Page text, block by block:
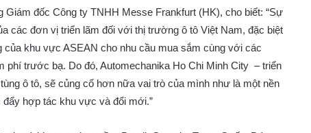
Giám đốc Công ty TNHH Messe Frankfurt (HK), cho biết: “Sự
các đơn vị triển lãm đối với thị trường ô tô Việt Nam, đặc biệt
khu vực ASEAN cho nhu cầu mua sắm cùng với các
trước bạ. Do đó, Automechanika Ho Chi Minh City – triển
ô tô, sẽ củng cố hơn nữa vai trò của mình như là một nền
đẩy hợp tác khu vực và đổi mới.”